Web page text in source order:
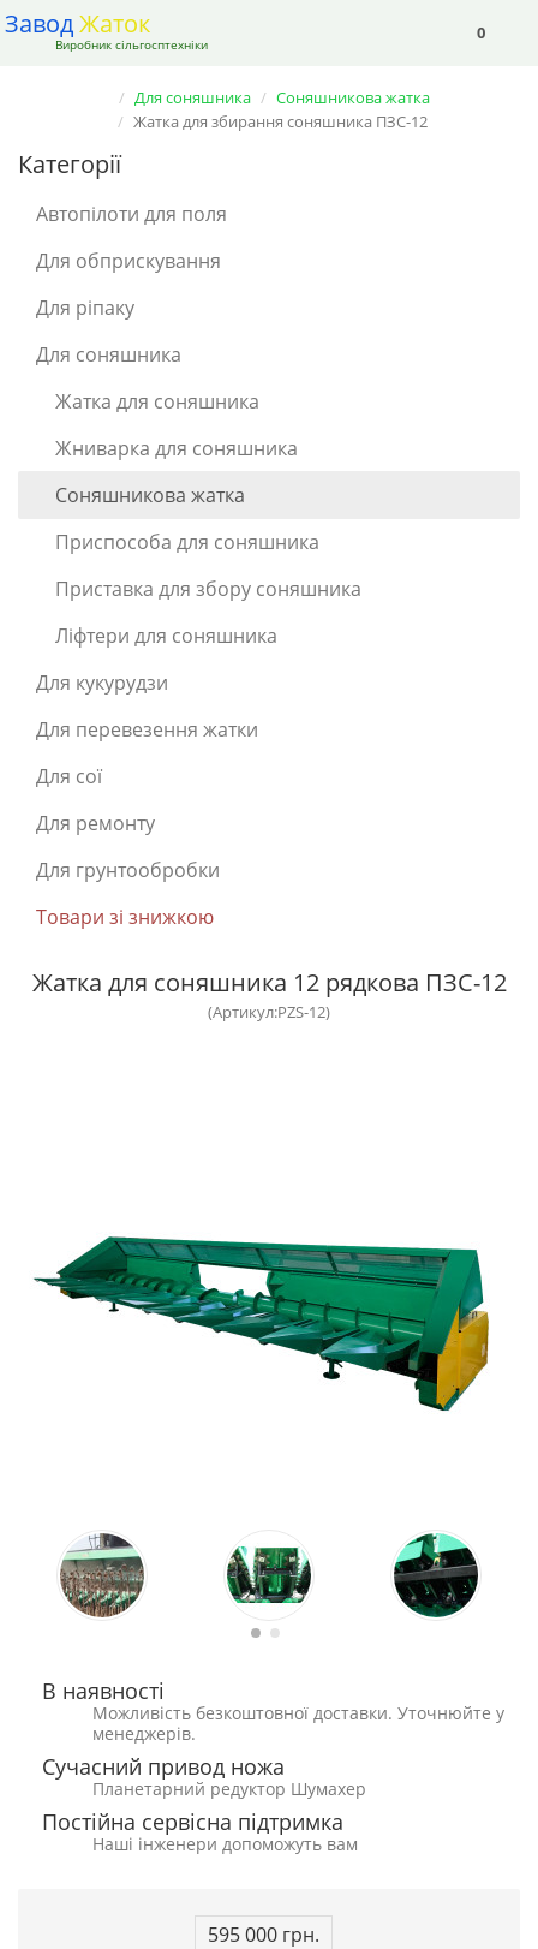
0
ЗаводЖаток
Виробник сільгосптехніки
Для соняшника
Соняшникова жатка
Жатка для збирання соняшника ПЗС-12
Категорії
Автопілоти для поля
Для обприскування
Для ріпаку
Для соняшника
Жатка для соняшника
Жниварка для соняшника
Соняшникова жатка
Приспособа для соняшника
Приставка для збору соняшника
Ліфтери для соняшника
Для кукурудзи
Для перевезення жатки
Для сої
Для ремонту
Для грунтообробки
Товари зі знижкою
Жатка для соняшника 12 рядкова ПЗС-12
(Артикул:PZS-12)
В наявності
Можливість безкоштовної доставки. Уточнюйте у
менеджерів.
Сучасний привод ножа
Планетарний редуктор Шумахер
Постійна сервісна підтримка
Наші інженери допоможуть вам
595 000 грн.